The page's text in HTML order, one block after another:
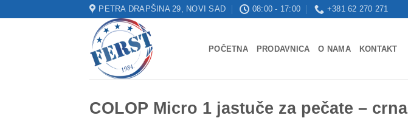
PETRA DRAPŠINA 29, NOVI SAD 08:00 - 17:00 +381 62 270 271
POČETNA PRODAVNICA O NAMA KONTAKT
COLOP Micro 1 jastuče za pečate – crna